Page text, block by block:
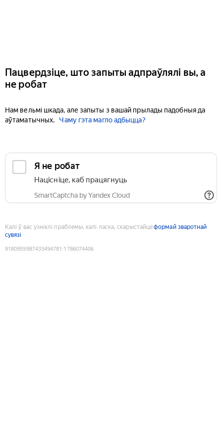
Пацвердзіце, што запыты адпраўлялі вы, а
не робат
Нам вельмі шкада, але запыты з вашай прылады падобныя да
аўтаматычных.
Чаму гэта магло адбыцца?
Я не робат
Націсніце, каб працягнуць
SmartCaptcha by Yandex Cloud
Калі ў вас узніклі праблемы, калі ласка, скарыстайцеформай зваротнай
сувязі
9180959987433494781 :1786074406